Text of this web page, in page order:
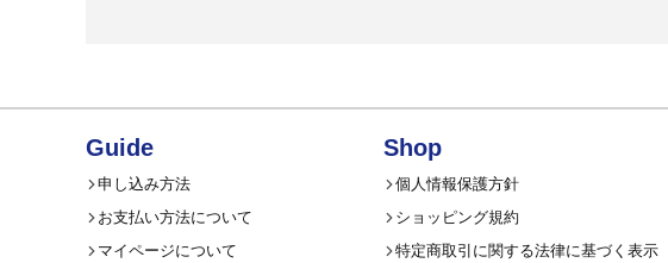
Guide
申し込み方法
お支払い方法について
マイページについて
Shop
個人情報保護方針
ショッピング規約
特定商取引に関する法律に基づく表示